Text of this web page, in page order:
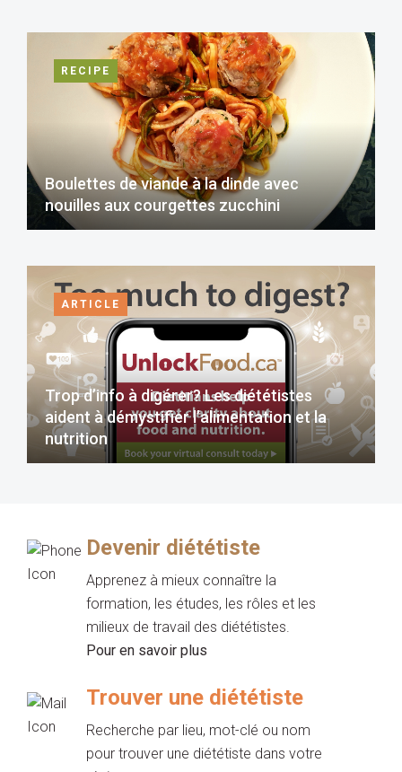
RECIPE
Boulettes de viande à la dinde avec
nouilles aux courgettes zucchini
ARTICLE
Trop d’info à digérer? Les diététistes
aident à démystifier l’alimentation et la
nutrition
Devenir diététiste
Apprenez à mieux connaître la
formation, les études, les rôles et les
milieux de travail des diététistes.
Pour en savoir plus
Trouver une diététiste
Recherche par lieu, mot-clé ou nom
pour trouver une diététiste dans votre